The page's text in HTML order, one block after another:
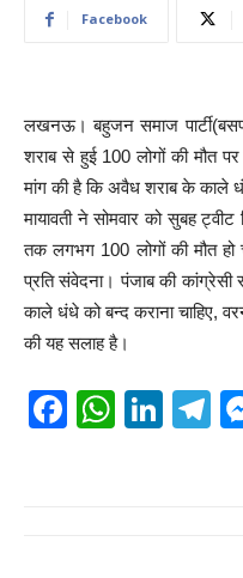
Facebook
लखनऊ। बहुजन समाज
शराब से हुई 100 लोगों की मौत
मांग की है कि अवैध शराब के काले
मायावती ने सोमवार को सुबह
तक लगभग 100 लोगों की मौत हो
प्रति संवेदना। पंजाब की
काले धंधे को बन्द कराना चाहिए,
की यह सलाह है।
F
W
Li
T